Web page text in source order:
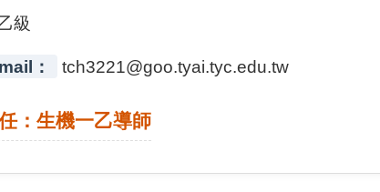
級
： tch3221@goo.tyai.tyc.edu.tw
：生機一乙導師